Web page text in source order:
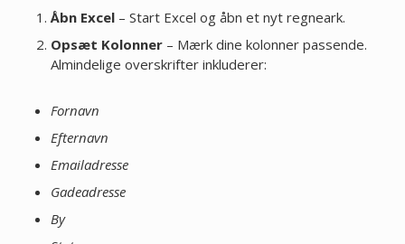
Åbn Excel– Start Excel og åbn et nyt regneark.
Opsæt Kolonner– Mærk dine kolonner passende.
Almindelige overskrifter inkluderer:
Fornavn
Efternavn
Emailadresse
Gadeadresse
By